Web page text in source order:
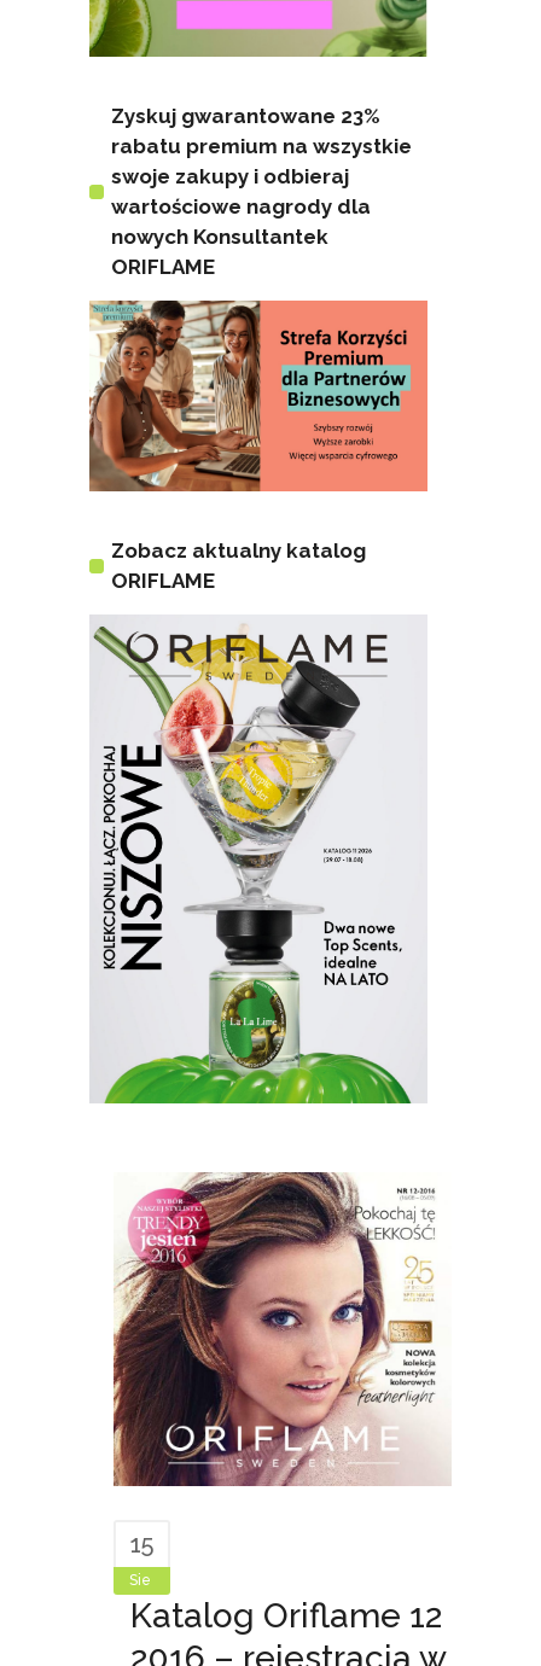
Zyskuj gwarantowane 23%
rabatu premium na wszystkie
swoje zakupy i odbieraj
wartościowe nagrody dla
nowych Konsultantek
ORIFLAME
Zobacz aktualny katalog
ORIFLAME
15
Sie
Katalog Oriflame 12